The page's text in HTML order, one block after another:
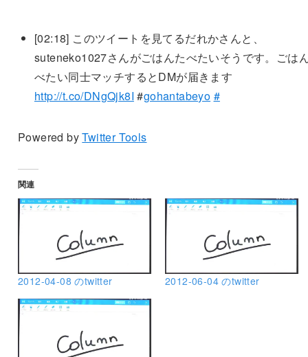
[02:18] このツイートを見てるだれかさんと、
suteneko1027さんがごはんたべたいそうです。ごは
べたい同士マッチするとDMが届きます
http://t.co/DNgQjk8I #gohantabeyo #
Powered byTwitter Tools
関連
2012-04-08 のtwitter 2012-06-04 のtwitter